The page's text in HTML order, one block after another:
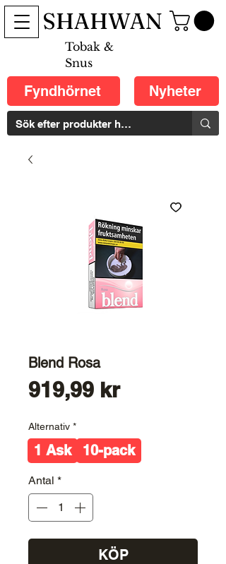
SHAHWAN
Tobak &
Snus
Fyndhörnet Nyheter
Blend Rosa
919,99 krPris
Alternativ *
1 Ask 10-pack
Antal *
KÖP